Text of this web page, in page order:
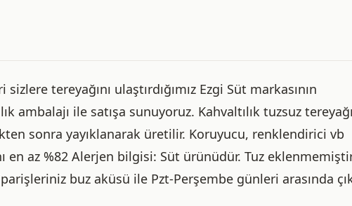
tereyağını ulaştırdığımız Ezgi Süt markasının
ambalajı ile satışa sunuyoruz. Kahvaltılık tuzsuz tereyağı
sonra yayıklanarak üretilir. Koruyucu, renklendirici vb
en az %82 Alerjen bilgisi: Süt ürünüdür. Tuz
buz aküsü ile Pzt-Perşembe günleri arasında